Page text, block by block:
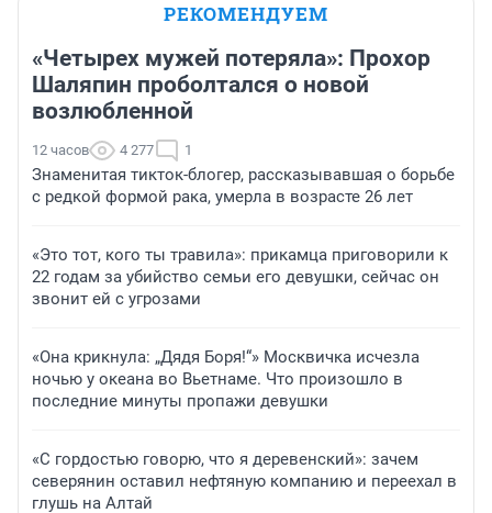
РЕКОМЕНДУЕМ
«Четырех мужей потеряла»: Прохор
Шаляпин проболтался о новой
возлюбленной
12 часов 4 277 1
Знаменитая тикток-блогер, рассказывавшая о борьбе
с редкой формой рака, умерла в возрасте 26 лет
«Это тот, кого ты травила»: прикамца приговорили к
22 годам за убийство семьи его девушки, сейчас он
звонит ей с угрозами
«Она крикнула: „Дядя Боря!“» Москвичка исчезла
ночью у океана во Вьетнаме. Что произошло в
последние минуты пропажи девушки
«С гордостью говорю, что я деревенский»: зачем
северянин оставил нефтяную компанию и переехал в
глушь на Алтай